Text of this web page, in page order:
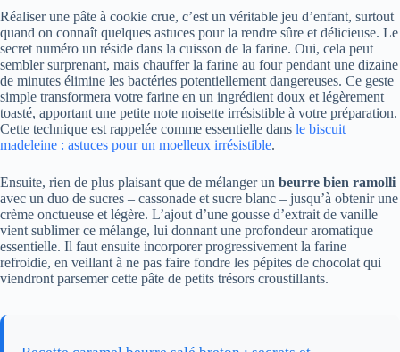
Réaliser une pâte à cookie crue, c’est un véritable jeu d’enfant, surtout
quand on connaît quelques astuces pour la rendre sûre et délicieuse. Le
secret numéro un réside dans la cuisson de la farine. Oui, cela peut
sembler surprenant, mais chauffer la farine au four pendant une dizaine
de minutes élimine les bactéries potentiellement dangereuses. Ce geste
simple transformera votre farine en un ingrédient doux et légèrement
toasté, apportant une petite note noisette irrésistible à votre préparation.
Cette technique est rappelée comme essentielle dans le biscuit
madeleine : astuces pour un moelleux irrésistible.
Ensuite, rien de plus plaisant que de mélanger un beurre bien ramolli
avec un duo de sucres – cassonade et sucre blanc – jusqu’à obtenir une
crème onctueuse et légère. L’ajout d’une gousse d’extrait de vanille
vient sublimer ce mélange, lui donnant une profondeur aromatique
essentielle. Il faut ensuite incorporer progressivement la farine
refroidie, en veillant à ne pas faire fondre les pépites de chocolat qui
viendront parsemer cette pâte de petits trésors croustillants.